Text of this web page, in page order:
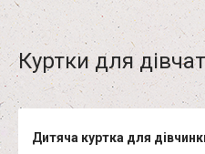
Куртки для дівчат
Дитяча куртка для